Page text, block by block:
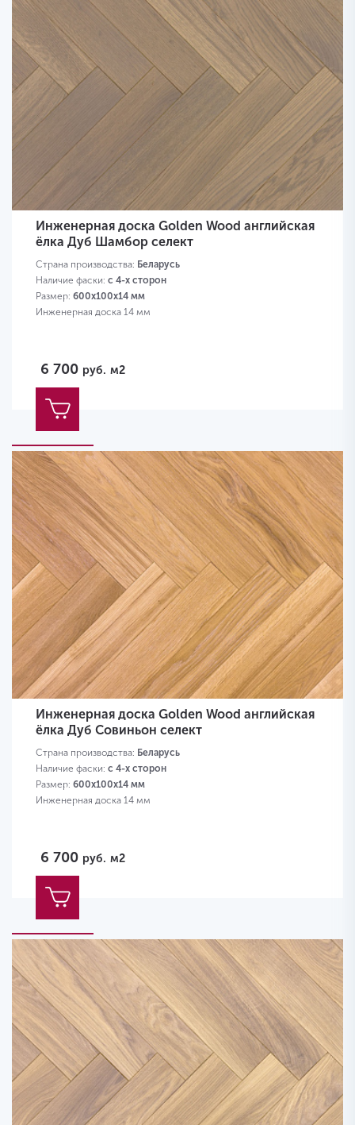
Инженерная доска Golden Wood английская
ёлка Дуб Шамбор селект
Страна производства: Беларусь
Наличие фаски: с 4-х сторон
Размер: 600х100х14 мм
Инженерная доска 14 мм
6 700 руб. м2
Инженерная доска Golden Wood английская
ёлка Дуб Совиньон селект
Страна производства: Беларусь
Наличие фаски: с 4-х сторон
Размер: 600х100х14 мм
Инженерная доска 14 мм
6 700 руб. м2